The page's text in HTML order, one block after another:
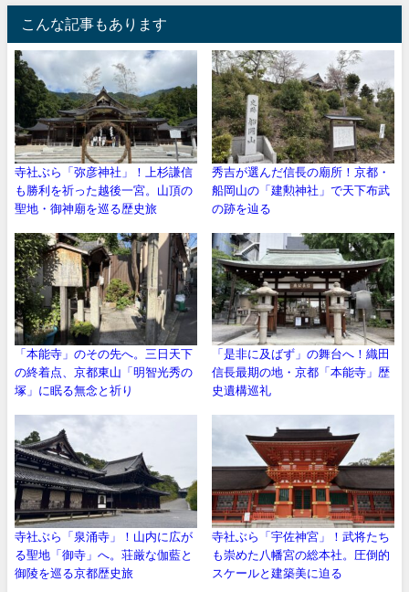
こんな記事もあります
寺社ぶら「弥彦神社」！上杉謙信
も勝利を祈った越後一宮。山頂の
聖地・御神廟を巡る歴史旅
秀吉が選んだ信長の廟所！京都・
船岡山の「建勲神社」で天下布武
の跡を辿る
「本能寺」のその先へ。三日天下
の終着点、京都東山「明智光秀の
塚」に眠る無念と祈り
「是非に及ばず」の舞台へ！織田
信長最期の地・京都「本能寺」歴
史遺構巡礼
寺社ぶら「泉涌寺」！山内に広が
る聖地「御寺」へ。荘厳な伽藍と
御陵を巡る京都歴史旅
寺社ぶら「宇佐神宮」！武将たち
も崇めた八幡宮の総本社。圧倒的
スケールと建築美に迫る